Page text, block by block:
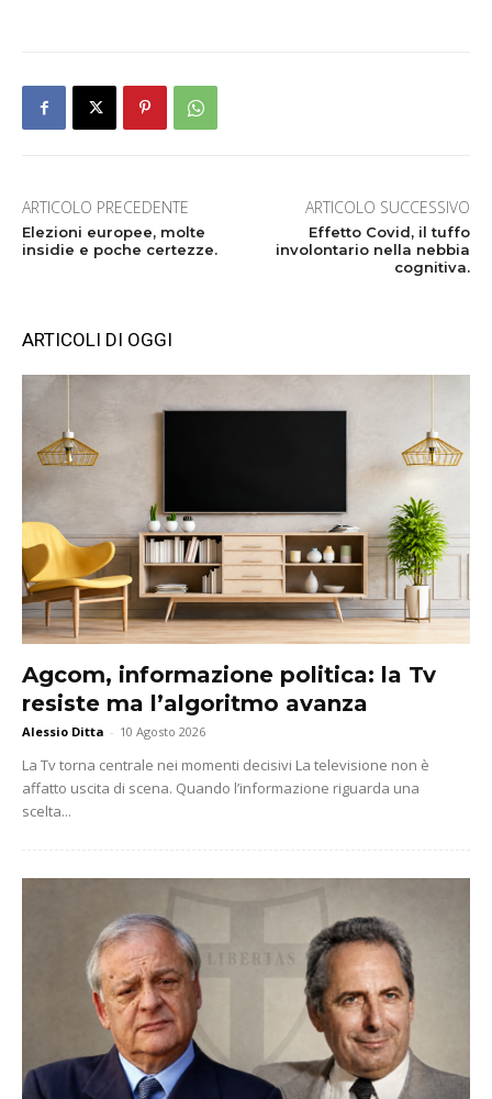
ARTICOLO PRECEDENTE
Elezioni europee, molte
insidie e poche certezze.
ARTICOLO SUCCESSIVO
Effetto Covid, il tuffo
involontario nella nebbia
cognitiva.
ARTICOLI DI OGGI
Agcom, informazione politica: la Tv
resiste ma l’algoritmo avanza
Alessio Ditta - 10 Agosto 2026
La Tv torna centrale nei momenti decisivi La televisione non è
affatto uscita di scena. Quando l’informazione riguarda una
scelta...